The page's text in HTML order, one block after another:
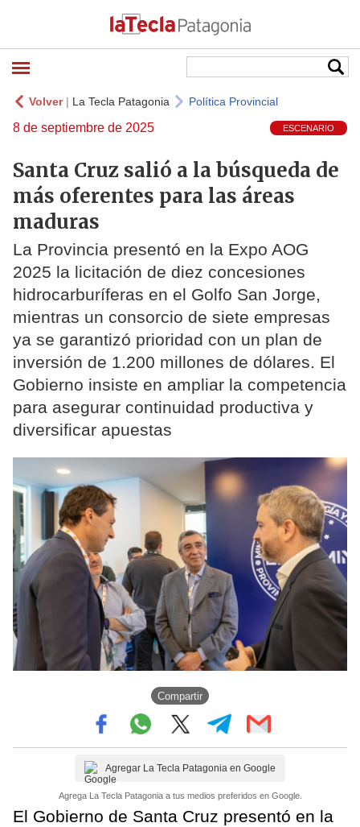
Volver| La Tecla Patagonia Política Provincial
8 de septiembre de 2025 ESCENARIO
Santa Cruz salió a la búsqueda de
más oferentes para las áreas
maduras
La Provincia presentó en la Expo AOG
2025 la licitación de diez concesiones
hidrocarburíferas en el Golfo San Jorge,
mientras un consorcio de siete empresas
ya se garantizó prioridad con un plan de
inversión de 1.200 millones de dólares. El
Gobierno insiste en ampliar la competencia
para asegurar continuidad productiva y
diversificar apuestas
Compartir
Agregar La Tecla Patagonia en Google
Agrega La Tecla Patagonia a tus medios preferidos en Google.
El Gobierno de Santa Cruz presentó en la